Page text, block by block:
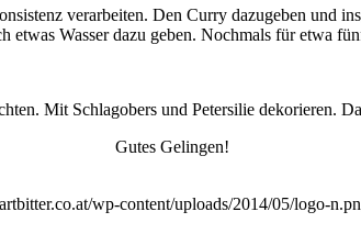
verarbeiten. Den Curry dazugeben und
etwas Wasser dazu geben. Nochmals für etwa
Mit Schlagobers und Petersilie dekorieren.
Gutes Gelingen!
wp-content/uploads/2014/05/logo-